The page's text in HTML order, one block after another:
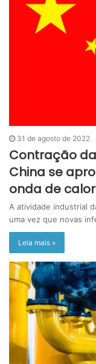
31 de agosto de 2022
Contração
China se
onda de
A atividade industrial
uma vez que novas
Leia mais »